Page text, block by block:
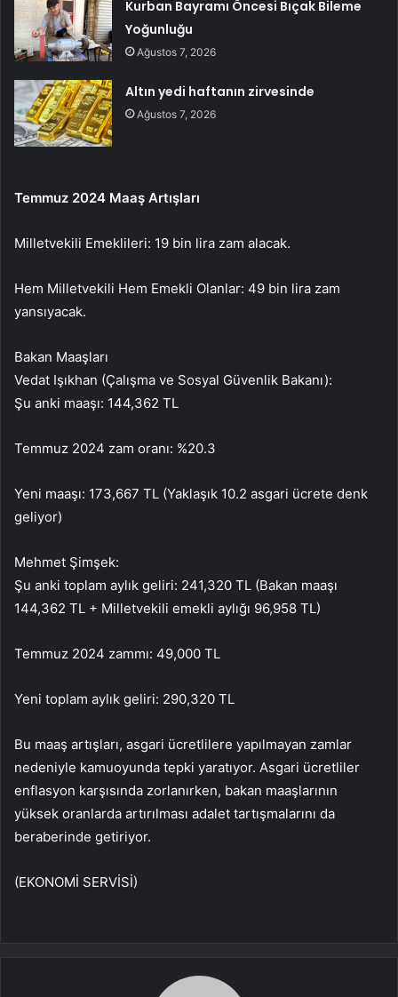
Kurban Bayramı Öncesi Bıçak Bileme
Yoğunluğu
Ağustos 7, 2026
Altın yedi haftanın zirvesinde
Ağustos 7, 2026
Temmuz 2024 Maaş Artışları
Milletvekili Emeklileri: 19 bin lira zam alacak.
Hem Milletvekili Hem Emekli Olanlar: 49 bin lira zam
yansıyacak.
Bakan Maaşları
Vedat Işıkhan (Çalışma ve Sosyal Güvenlik Bakanı):
Şu anki maaşı: 144,362 TL
Temmuz 2024 zam oranı: %20.3
Yeni maaşı: 173,667 TL (Yaklaşık 10.2 asgari ücrete denk
geliyor)
Mehmet Şimşek:
Şu anki toplam aylık geliri: 241,320 TL (Bakan maaşı
144,362 TL + Milletvekili emekli aylığı 96,958 TL)
Temmuz 2024 zammı: 49,000 TL
Yeni toplam aylık geliri: 290,320 TL
Bu maaş artışları, asgari ücretlilere yapılmayan zamlar
nedeniyle kamuoyunda tepki yaratıyor. Asgari ücretliler
enflasyon karşısında zorlanırken, bakan maaşlarının
yüksek oranlarda artırılması adalet tartışmalarını da
beraberinde getiriyor.
(EKONOMİ SERVİSİ)